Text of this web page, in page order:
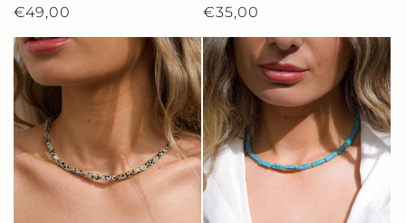
Prix
habituel
€49,00
Prix
habituel
€35,00